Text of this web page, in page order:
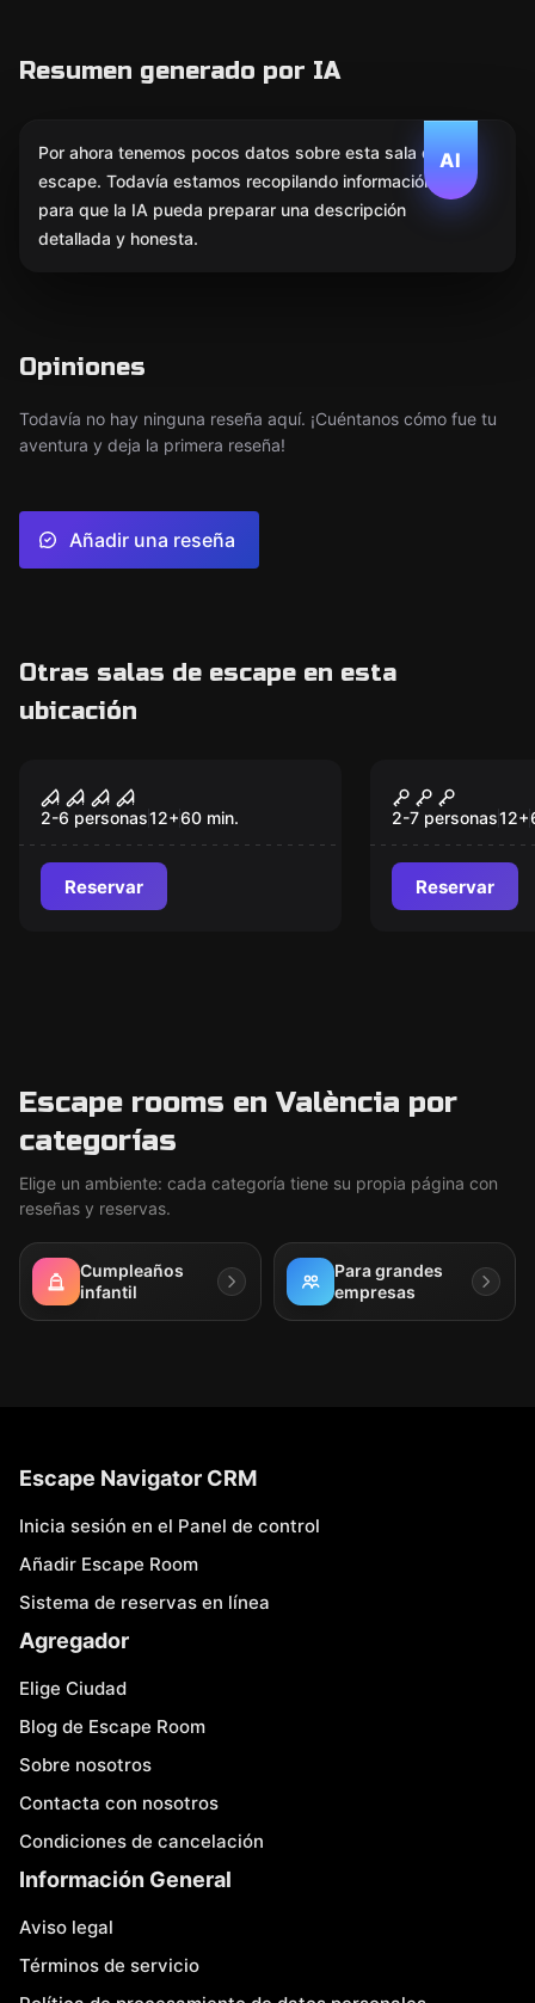
Resumen generado por IA
AI
Por ahora tenemos pocos datos sobre esta sala de
escape. Todavía estamos recopilando información
para que la IA pueda preparar una descripción
detallada y honesta.
Opiniones
Todavía no hay ninguna reseña aquí. ¡Cuéntanos cómo fue tu
aventura y deja la primera reseña!
Añadir una reseña
Otras salas de escape en esta
ubicación
Nuevo
La Casa Maldita
2-6 personas12+60 min.
Reservar
La Casa
2-7 personas12+
Reservar
Escape rooms en València por
categorías
Elige un ambiente: cada categoría tiene su propia página con
reseñas y reservas.
Cumpleaños
infantil
Para grandes
empresas
Escape Navigator CRM
Inicia sesión en el Panel de control
Añadir Escape Room
Sistema de reservas en línea
Agregador
Elige Ciudad
Blog de Escape Room
Sobre nosotros
Contacta con nosotros
Condiciones de cancelación
Información General
Aviso legal
Términos de servicio